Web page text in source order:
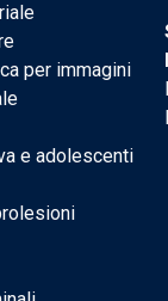
per immagini
e adolescenti